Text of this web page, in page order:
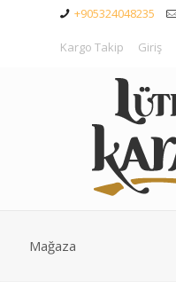
+905324048235
Kargo Takip Giriş
Mağaza